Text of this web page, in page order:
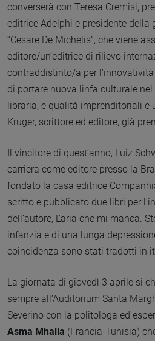
converserà con Teresa Cremisi,
editrice Adelphi e presidente della
“Cesare De Michelis”, che viene
editore/un’editrice di rilievo
contraddistinto/a per
di portare nuova linfa culturale nel
libraria, e qualità imprenditoriali e
Krüger, scrittore ed editore, già
Il vincitore di quest’anno, Luiz
carriera come editore presso la
fondato la casa editrice
scritto e pubblicato due libri per
dell’autore, L'aria che mi manca.
infanzia e di una lunga
coincidenza sono stati tradotti in
La giornata di giovedì 3 aprile si
sempre all’Auditorium Santa
Severino con la politologa ed
Asma Mhalla (Francia-Tunisia)